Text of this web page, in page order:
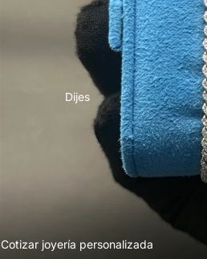
Dijes
Cotizar joyería personalizada